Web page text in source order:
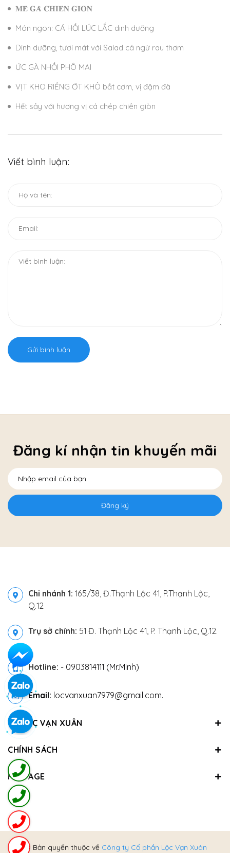
𝐌𝐄̂̀ 𝐆𝐀̀ 𝐂𝐇𝐈𝐄̂𝐍 𝐆𝐈𝐎̀𝐍
Món ngon: CÁ HỒI LÚC LẮC dinh dưỡng
Dinh dưỡng, tươi mát với Salad cá ngừ rau thơm
ỨC GÀ NHỒI PHÔ MAI
VỊT KHO RIỀNG ỚT KHÔ bắt cơm, vị đậm đà
Hết sảy với hương vị cá chép chiên giòn
Viết bình luận:
Gửi bình luận
Đăng kí nhận tin khuyến mãi
Đăng ký
Chi nhánh 1: 165/38, Đ.Thạnh Lộc 41, P.Thạnh Lộc,
Q.12
Trụ sở chính: 51 Đ. Thạnh Lộc 41, P. Thạnh Lộc, Q.12.
Hotline: - 0903814111 (Mr.Minh)
Email: locvanxuan7979@gmail.com.
VỀ LỘC VẠN XUÂN
CHÍNH SÁCH
FANPAGE
@ Bản quyền thuộc về Công ty Cổ phần Lộc Vạn Xuân